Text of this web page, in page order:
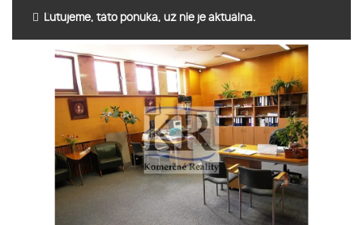
Ľutujeme, táto ponuka, už nie je aktuálna.